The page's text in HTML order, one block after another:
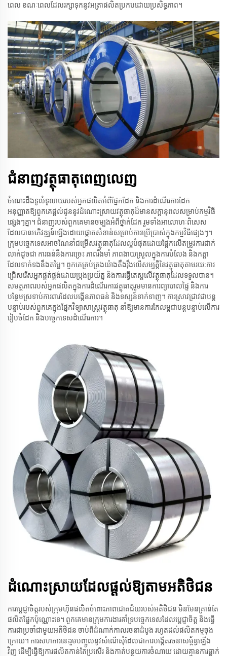
ពេល ខណៈ​ពេល​ដែល​រក្សា​ទុក​នូវ​អត្រា​ផលិត​ប្រកប​ដោយ​ប្រសិទ្ធភាព។
ជំនាញ​វត្ថុធាតុ​ពេញ​លេញ
ចំណេះដឹងទូលំទូលាយរបស់អ្នកផលិតអំពីផ្នែកដែក និងការដំណើរការដែក
អនុញ្ញាតឱ្យពួកគេផ្តល់ជូននូវដំណោះស្រាយវត្ថុធាតុដ៏មានសក្តានុពលសម្រាប់កម្មវិធី
ផ្សេងៗគ្នា។ ជំនាញរបស់ពួកគេមានចម្បងអំពីថ្នាក់ដែក រួមទាំងអាលោហៈពិសេស
ដែលបានអភិវឌ្ឍន៍ឡើងដោយផ្តោតសំខាន់សម្រាប់ការប្រើប្រាស់ក្នុងកម្មវិធីផ្សេងៗ។
ក្រុមបច្ចេកទេសអាចណែនាំជម្រើសវត្ថុធាតុដែលល្អបំផុតដោយផ្អែកលើតម្រូវការជាក់
លាក់ដូចជា ការធន់នឹងការច្រេះ ភាពរឹងមាំ ភាពងាយស្រួលក្នុងការបំលែង និងកត្តា
ដែលទាក់ទងនឹងតម្លៃ។ ពួកគេគ្រប់គ្រងយ៉ាងតឹងរ៉ឹងលើសម្បត្តិនៃវត្ថុធាតុតាមរយៈការ
ជ្រើសរើសអ្នកផ្គត់ផ្គង់ដោយប្រុងប្រយ័ត្ន និងការធ្វើតេស្តលើវត្ថុធាតុដែលទទួលបាន។
សមត្ថភាពរបស់អ្នកផលិតក្នុងការដំណើរការវត្ថុធាតុរួមមានការព្យាបាលផ្ទៃ និងការ
បន្ថែមស្រទាប់ការពារដែលបង្កើនភាពធន់ និងទស្សន៍ទាក់ទាញ។ ការស្រាវជ្រាវជាបន្ត
បន្ទាប់របស់ពួកគេក្នុងផ្នែកវិទ្យាសាស្ត្រវត្ថុធាតុ នាំឱ្យមានការកែលម្អជាបន្តបន្ទាប់លើការ
រៀបចំដែក និងបច្ចេកទេសដំណើរការ។
ដំណោះស្រាយដែលផ្តល់ឱ្យតាមអតិថិជន
ការប្តេជ្ញាចិត្តរបស់ក្រុមហ៊ុនផលិតចំពោះភាពជោគជ័យរបស់អតិថិជន មិនមែនគ្រាន់តែ
ផលិតផ្នែកប៉ុណ្ណោះទេ។ ពួកគេមានក្រុមការងារគាំទ្របច្ចេកទេសដែលប្តេជ្ញាចិត្ត និងធ្វើ
ការជាប្រចាំជាមួយអតិថិជន ចាប់ពីដំណាក់កាលរចនាដំបូង រហូតដល់ផលិតកម្មចុង
ក្រោយ។ ការសហការនេះរួមបញ្ចូលនូវសំណើសុំដែលជាការបង្កើតរចនាសម្ព័ន្ធឡើង
វិញ ដើម្បីធ្វើឱ្យការផលិតកាន់តែប្រសើរ និងកាត់បន្ថយការចំណាយ ដោយគ្មានការធ្លាក់